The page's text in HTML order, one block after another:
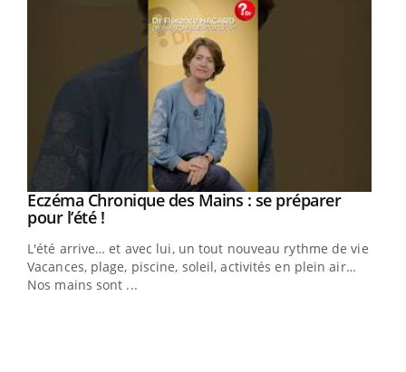
Youtube
Eczéma Chronique des Mains : se préparer
pour l’été !Youtube
L'été arrive… et avec lui, un tout nouveau rythme de vie !
Vacances, plage, piscine, soleil, activités en plein air…
Nos mains sont ...